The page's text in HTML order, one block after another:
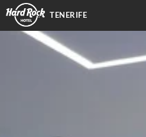
TENERIFE